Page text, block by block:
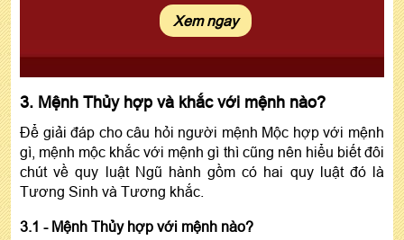
Xem ngay
3. Mệnh Thủy hợp và khắc với mệnh nào?
Để giải đáp cho câu hỏi người mệnh Mộc hợp với mệnh
gì, mệnh mộc khắc với mệnh gì thì cũng nên hiểu biết đôi
chút về quy luật Ngũ hành gồm có hai quy luật đó là
Tương Sinh và Tương khắc.
3.1 - Mệnh Thủy hợp với mệnh nào?